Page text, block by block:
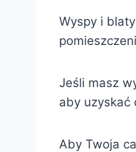
Wyspy i
Jeśli masz
aby uzyskać
Aby Twoja